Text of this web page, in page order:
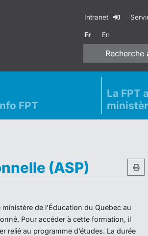
Intranet
Fr En
Recherche
FPT
La FPT
(ASP)
de l’Éducation du Québec au
Pour accéder à cette formation, il
relié au programme d’études. La durée